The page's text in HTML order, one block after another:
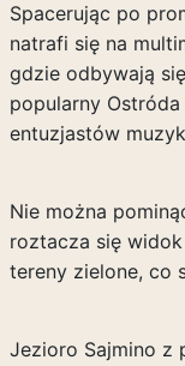
Spacerując po
natrafi się na
gdzie odbywają
popularny
entuzjastów
Nie można
roztacza się
tereny zielone, co
Jezioro Sajmino z